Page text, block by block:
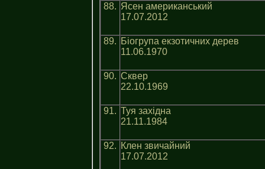
88. Ясен американський
17.07.2012
89. Біогрупа екзотичних дерев
11.06.1970
90. Сквер
22.10.1969
91. Туя західна
21.11.1984
92. Клен звичайний
17.07.2012